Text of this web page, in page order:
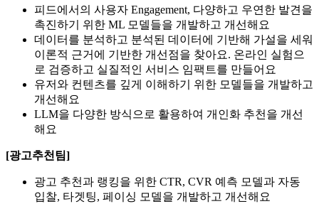
피드에서의 사용자 Engagement, 다양하고 우연한 발견을
촉진하기 위한 ML 모델들을 개발하고 개선해요
데이터를 분석하고 분석된 데이터에 기반해 가설을 세워
이론적 근거에 기반한 개선점을 찾아요. 온라인 실험으
로 검증하고 실질적인 서비스 임팩트를 만들어요
유저와 컨텐츠를 깊게 이해하기 위한 모델들을 개발하고
개선해요
LLM을 다양한 방식으로 활용하여 개인화 추천을 개선
해요
[광고추천팀]
광고 추천과 랭킹을 위한 CTR, CVR 예측 모델과 자동
입찰, 타겟팅, 페이싱 모델을 개발하고 개선해요